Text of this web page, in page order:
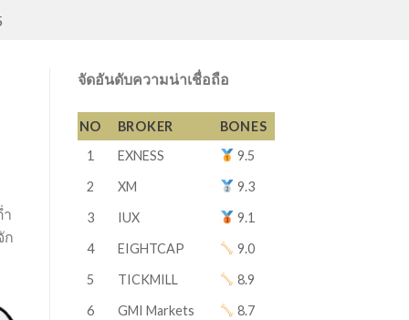
ก
จัดอันดับความน่าเชื่อถือ
NO BROKER
BONES
1
EXNESS
9.5
2
XM
9.3
3
IUX
9.1
4
EIGHTCAP
9.0
5
TICKMILL
8.9
6
GMI Markets
8.7